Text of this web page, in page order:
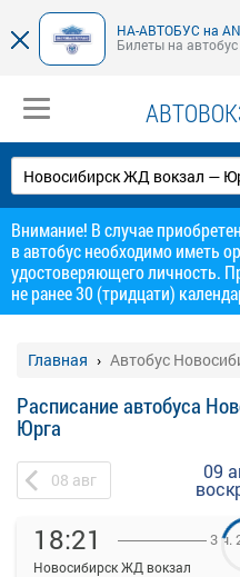
НА-АВТОБУС на
Билеты на
Внимание! В случае
в автобус необходимо иметь
удостоверяющего личность.
не ранее 30 (тридцати)
Главная Автобус
Расписание автобуса
Юрга
08 авг 09
18:21
Новосибирск ЖД вокзал
3 ч.